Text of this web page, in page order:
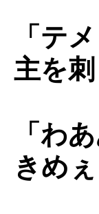
「テ
主を刺
「わ
きめぇ